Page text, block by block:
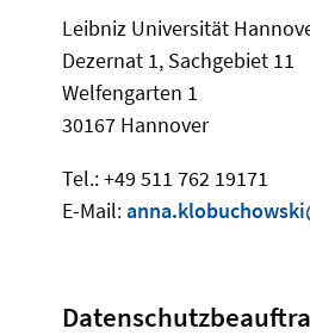
Leibniz Universität
Dezernat 1, Sachgebiet 11
Welfengarten 1
30167 Hannover
Tel.: +49 511 762 19171
E-Mail: